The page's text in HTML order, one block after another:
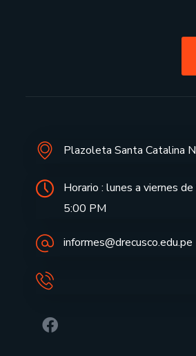
Plazoleta Santa Catalina
Horario : lunes a viernes
5:00 PM
informes@drecusco.edu.pe